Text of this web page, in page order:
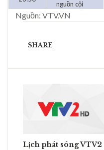
nguồn cội
Nguồn: VTV.VN
SHARE
Lịch phát sóng VTV2